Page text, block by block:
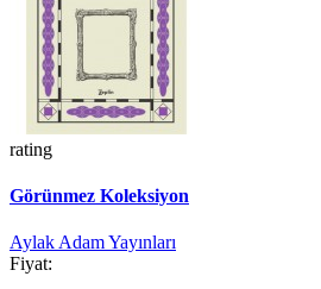
rating
Görünmez Koleksiyon
Aylak Adam Yayınları
Fiyat: